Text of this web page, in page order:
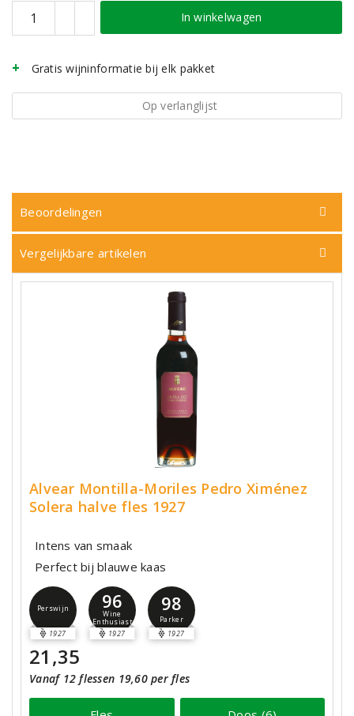
In winkelwagen
Gratis wijninformatie bij elk pakket
Op verlanglijst
Beoordelingen
Vergelijkbare artikelen
Alvear Montilla-Moriles Pedro Ximénez
Solera halve fles 1927
Intens van smaak
Perfect bij blauwe kaas
Perswijn
1927
96
Wine
Enthusiast
1927
98
Parker
1927
21,35
Vanaf 12 flessen 19,60 per fles